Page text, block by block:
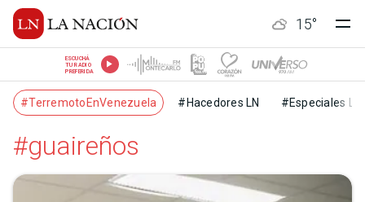
15°
ESCUCHÁ
TU RADIO
PREFERIDA
#TerremotoEnVenezuela #Hacedores LN #Especiales LN
#guaireños